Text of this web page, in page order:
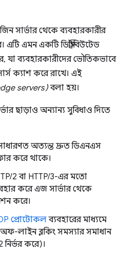
সার্ভার থেকে ব্যবহারকারীর
এমন একটি ডিস্ট্রিবিউটেড
যা ব্যবহারকারীদের ভৌতিকভাবে
ক্যাশ করে রাখে। এই
​​servers)বলা হয়।
ছাড়াও অন্যান্য সুবিধাও দিতে
অত্যন্ত দ্রুত ডিএনএস
করে থাকে।
2 বা HTTP/3-এর মতো
করে এজ সার্ভার থেকে
করে।
প্রোটোকলব্যবহারের মাধ্যমে
লাইন ব্লকিং সমস্যার সমাধান
করে)।